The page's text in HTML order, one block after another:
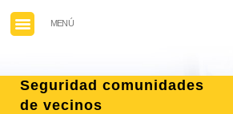
MENÚ
Seguridad comunidades
de vecinos